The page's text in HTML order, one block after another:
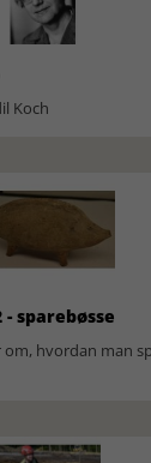
Koch
sparebøsse
hvordan man